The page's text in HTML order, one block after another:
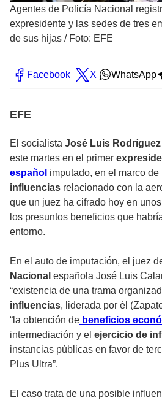
Agentes de Policía Nacional
expresidente y las sedes de tres
de sus hijas / Foto: EFE
Facebook X WhatsApp
EFE
El socialista José Luis
este martes en el primer
español imputado, en el marco de
influencias relacionado con la
que un juez ha cifrado hoy en
los presuntos beneficios que
entorno.
En el auto de imputación, el juez
Nacional española José Luis
“existencia de una trama
influencias, liderada por él
“la obtención de beneficios
intermediación y el ejercicio de
instancias públicas en favor de
Plus Ultra”.
El caso trata de una posible